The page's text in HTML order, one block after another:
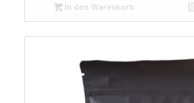
In den Warenkorb